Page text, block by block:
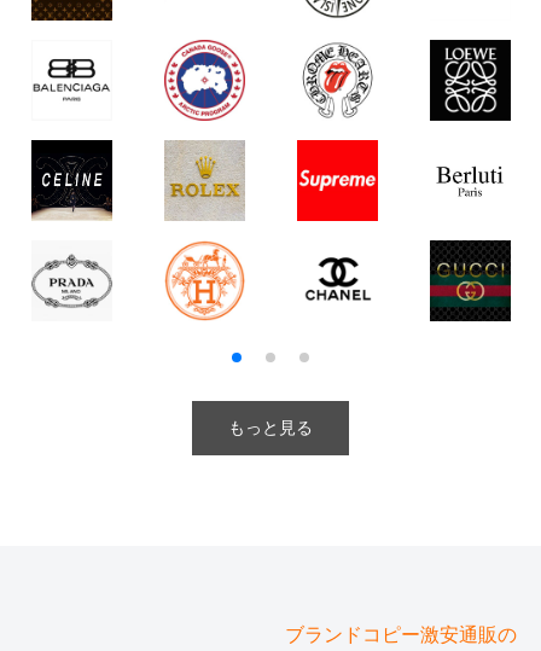
もっと見る
ブランドコピー激安通販の